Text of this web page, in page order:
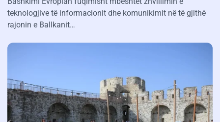
teknologjive të informacionit dhe komunikimit në të gjithë
rajonin e Ballkanit…